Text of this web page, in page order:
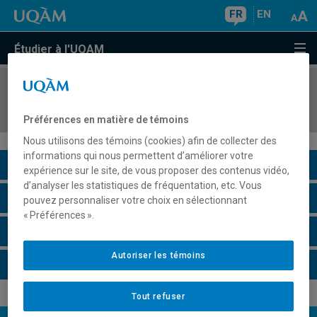
FR EN
Étudier à l'UQAM
COURS//
Description du cours
Horaire - Été 2026
Préférences en matière de témoins
Nous utilisons des témoins (cookies) afin de collecter des
informations qui nous permettent d’améliorer votre
expérience sur le site, de vous proposer des contenus vidéo,
d’analyser les statistiques de fréquentation, etc. Vous
pouvez personnaliser votre choix en sélectionnant
« Préférences ».
Tout refuser
Autoriser les témoins